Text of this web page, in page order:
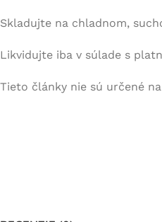
Skladujte na chladnom,
Likvidujte iba v súlade s
Tieto články nie sú určené